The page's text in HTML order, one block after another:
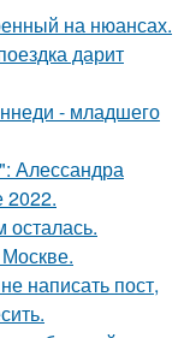
на нюансах.
дарит
- младшего
Алессандра
2022.
написать пост,